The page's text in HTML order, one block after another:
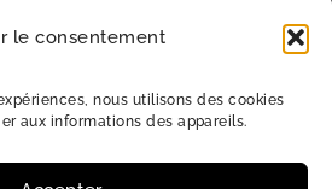
le consentement
nous utilisons des cookies
aux informations des appareils.
« Le Bettina »
98000 Monaco
Tous les jours
8h30 à 21h30